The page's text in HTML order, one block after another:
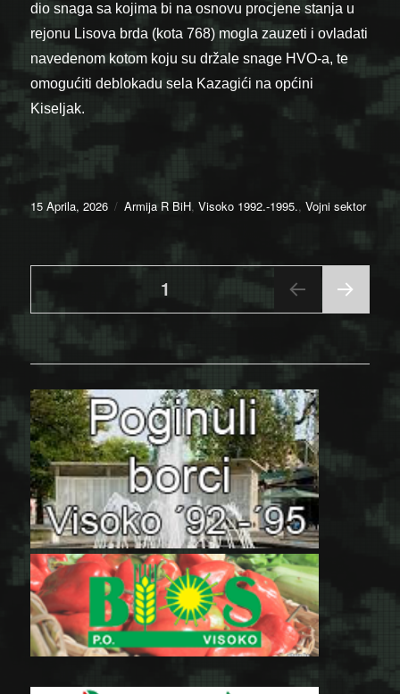
dio snaga sa kojima bi na osnovu procjene stanja u
rejonu Lisova brda (kota 768) mogla zauzeti i ovladati
navedenom kotom koju su držale snage HVO-a, te
omogućiti deblokadu sela Kazagići na općini
Kiseljak.
Posted
15 Aprila, 2026 Categories
Armija R BiH,Visoko 1992.-1995.,Vojni sektor
Posts
pagination
1
NEX